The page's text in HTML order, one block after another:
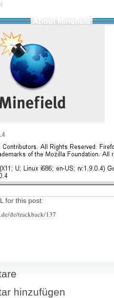
for this post:
de/trackback/137
hinzufügen